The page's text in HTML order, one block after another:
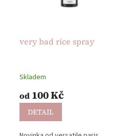
very bad rice spray
Skladem
od 100 Kč
DETAIL